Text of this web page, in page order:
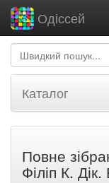
Одіссей
Каталог
Повне
Філіп К.